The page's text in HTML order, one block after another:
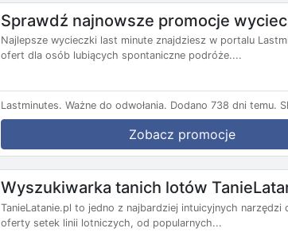
Sprawdź najnowsze promocje
Najlepsze wycieczki last minute znajdziesz w portalu
ofert dla osób lubiących spontaniczne podróże....
Lastminutes. Ważne do odwołania. Dodano 738 dni temu.
Zobacz promocje
Wyszukiwarka tanich lotów
TanieLatanie.pl to jedno z najbardziej intuicyjnych
oferty setek linii lotniczych, od popularnych...